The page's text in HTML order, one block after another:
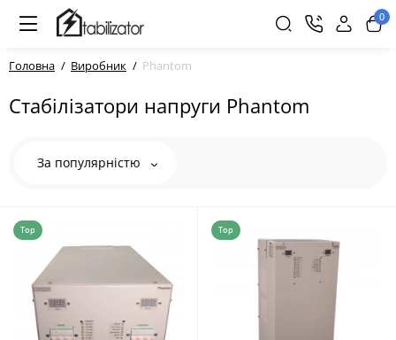
0
Головна Виробник Phantom
Стабілізатори напруги Phantom
За популярністю
Top Top